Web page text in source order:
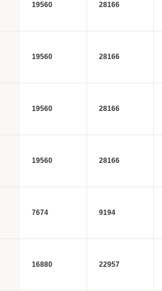
19560 28166
19560 28166
19560 28166
19560 28166
7674 9194
16880 22957